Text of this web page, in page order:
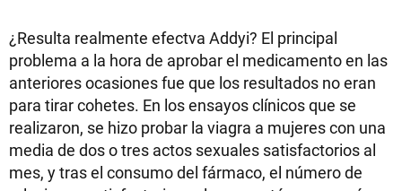
¿Resulta realmente efectva Addyi? El principal
problema a la hora de aprobar el medicamento en las
anteriores ocasiones fue que los resultados no eran
para tirar cohetes. En los ensayos clínicos que se
realizaron, se hizo probar la viagra a mujeres con una
media de dos o tres actos sexuales satisfactorios al
mes, y tras el consumo del fármaco, el número de